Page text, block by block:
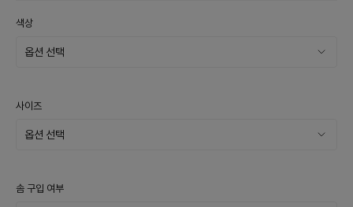
색상
사이즈
솜 구입 여부